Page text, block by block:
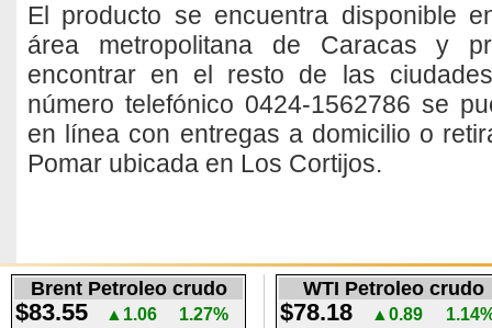
El producto se encuentra disponible
área metropolitana de Caracas y
encontrar en el resto de las
número telefónico 0424-1562786 se
en línea con entregas a domicilio o
Pomar ubicada en Los Cortijos.
Brent Petroleo crudo
$83.55 ▲1.06 1.27%
WTI Petroleo crudo
$78.18 ▲0.89